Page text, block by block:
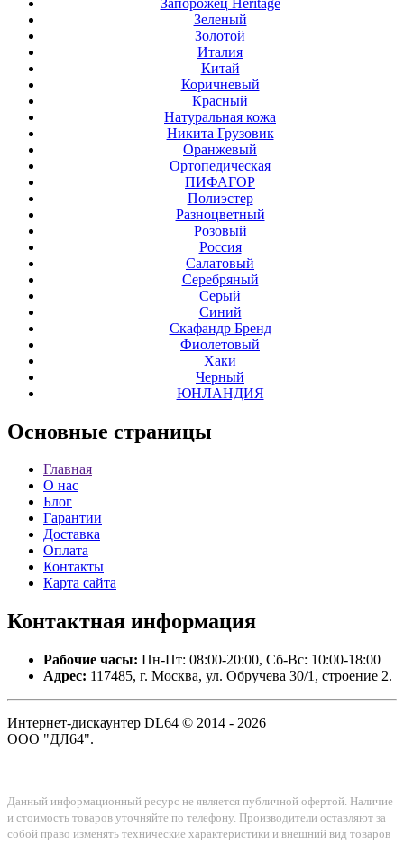
Зеленый
Золотой
Италия
Китай
Коричневый
Красный
Натуральная кожа
Никита Грузовик
Оранжевый
Ортопедическая
ПИФАГОР
Полиэстер
Разноцветный
Розовый
Россия
Салатовый
Серебряный
Серый
Синий
Скафандр Бренд
Фиолетовый
Хаки
Черный
ЮНЛАНДИЯ
Основные страницы
Главная
О нас
Блог
Гарантии
Доставка
Оплата
Контакты
Карта сайта
Контактная информация
Рабочие часы: Пн-Пт: 08:00-20:00, Сб-Вс: 10:00-18:00
Адрес: 117485, г. Москва, ул. Обручева 30/1, строение 2.
Интернет-дискаунтер DL64 © 2014 - 2026
ООО "ДЛ64".
Данный информационный ресурс не является публичной офертой. Наличие
и стоимость товаров уточняйте по телефону. Производители оставляют за
собой право изменять технические характеристики и внешний вид товаров